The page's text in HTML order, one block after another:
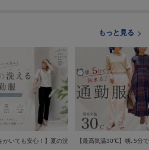
らの季節に大活躍しそうです。
れて、パンツにもスカートにも合わせや
欲しくなりました！
っくら）
もっと見る
ル特集
かいても安心！】夏の洗える通勤服【最高気温30℃】朝､5分